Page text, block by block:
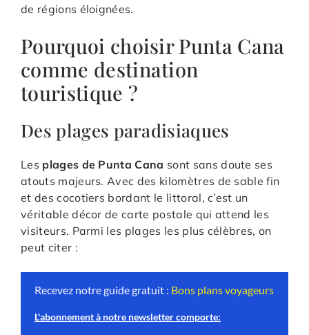
de régions éloignées.
Pourquoi choisir Punta Cana
comme destination
touristique ?
Des plages paradisiaques
Les plages de Punta Cana sont sans doute ses
atouts majeurs. Avec des kilomètres de sable fin
et des cocotiers bordant le littoral, c’est un
véritable décor de carte postale qui attend les
visiteurs. Parmi les plages les plus célèbres, on
peut citer :